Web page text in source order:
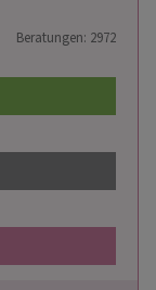
Beratungen: 2972